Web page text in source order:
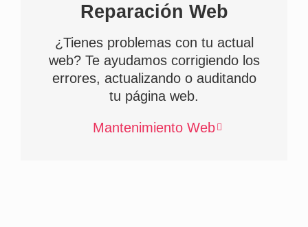
Reparación Web
¿Tienes problemas con tu actual
web? Te ayudamos corrigiendo los
errores, actualizando o auditando
tu página web.
Mantenimiento Web